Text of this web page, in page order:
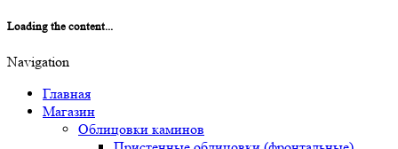
Loading the content...
Navigation
Главная
Магазин
Облицовки каминов